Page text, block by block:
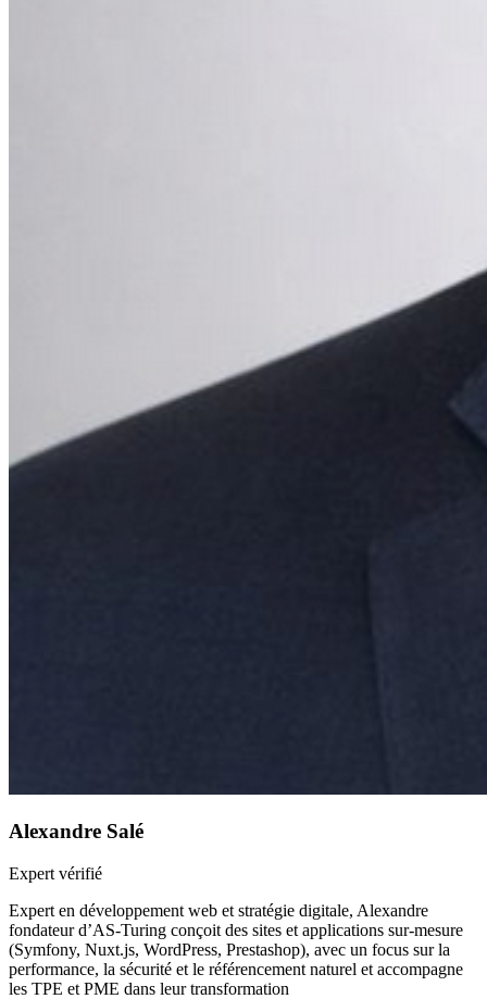
Alexandre Salé
Expert vérifié
Expert en développement web et stratégie digitale, Alexandre
fondateur d’AS-Turing conçoit des sites et applications sur-mesure
(Symfony, Nuxt.js, WordPress, Prestashop), avec un focus sur la
performance, la sécurité et le référencement naturel et accompagne
les TPE et PME dans leur transformation